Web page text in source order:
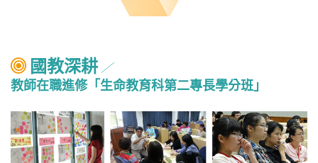
國教深耕 ╱
教師在職進修「生命教育科第二專長學分班」